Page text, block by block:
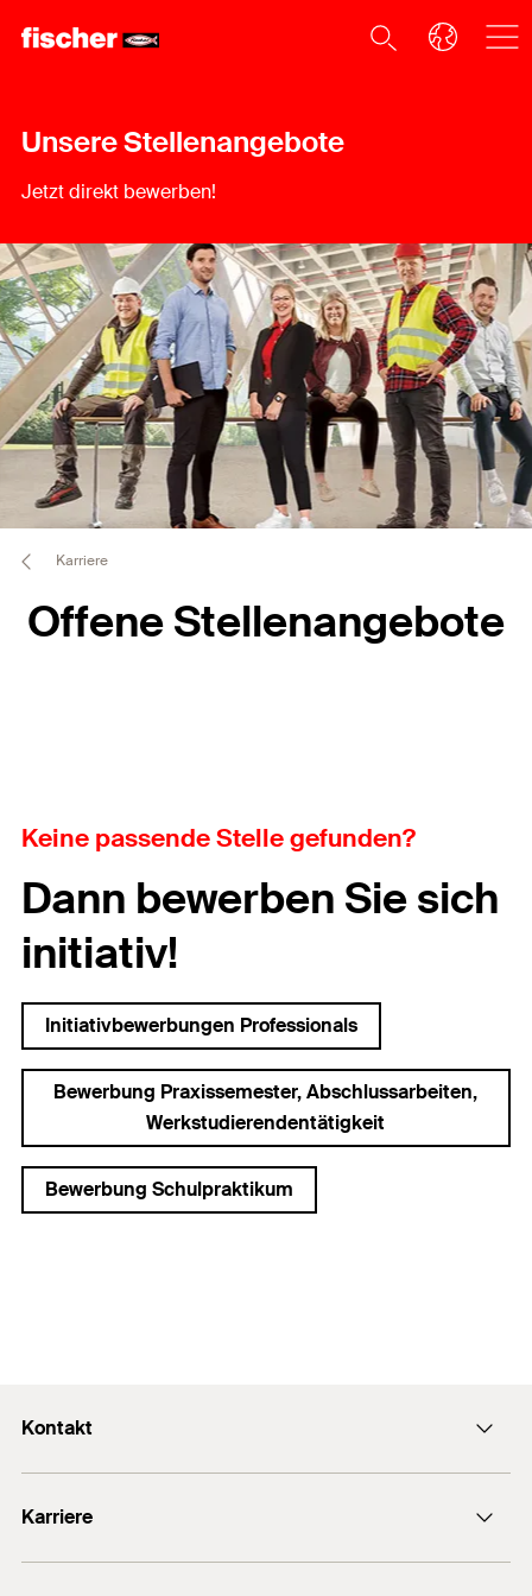
Unsere Stellenangebote
Jetzt direkt bewerben!
Karriere
Offene Stellenangebote
Keine passende Stelle gefunden?
Dann bewerben Sie sich
initiativ!
Initiativbewerbungen Professionals
Bewerbung Praxissemester, Abschlussarbeiten,
Werkstudierendentätigkeit
Bewerbung Schulpraktikum
Kontakt
+49 7443 12-0
Karriere